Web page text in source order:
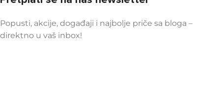
Popusti, akcije, događaji i najbolje priče sa bloga –
direktno u vaš inbox!